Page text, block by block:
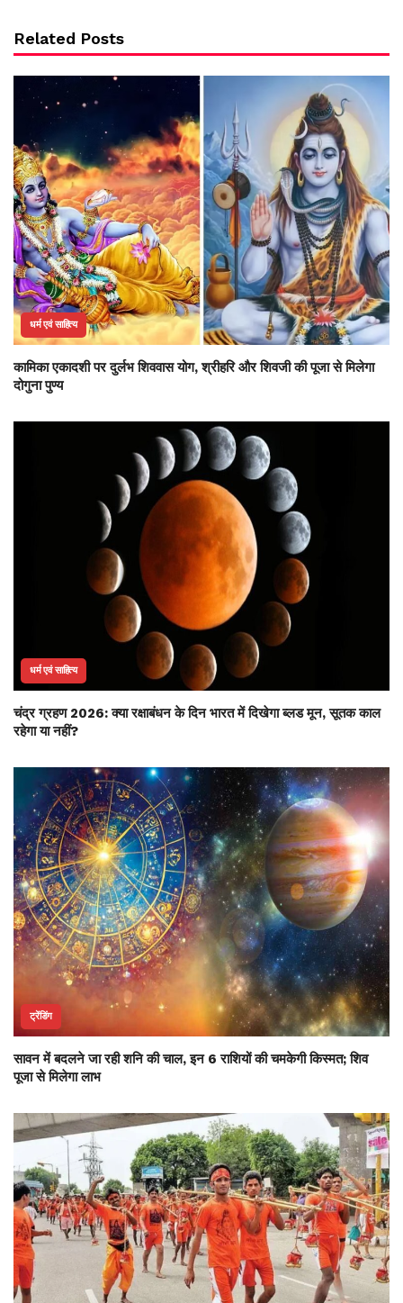
Related Posts
धर्म एवं साहित्य
कामिका एकादशी पर दुर्लभ शिववास योग, श्रीहरि और शिवजी की पूजा से मिलेगा
दोगुना पुण्य
धर्म एवं साहित्य
चंद्र ग्रहण 2026: क्या रक्षाबंधन के दिन भारत में दिखेगा ब्लड मून, सूतक काल
रहेगा या नहीं?
ट्रेंडिंग
सावन में बदलने जा रही शनि की चाल, इन 6 राशियों की चमकेगी किस्मत; शिव
पूजा से मिलेगा लाभ